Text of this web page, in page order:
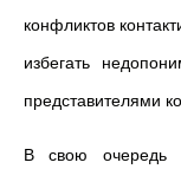
конфликтов
избегать
представителями
В свою очередь